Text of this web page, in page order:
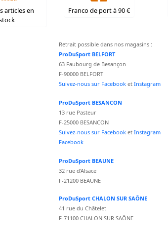
articles en
Franco de port à 90 €
Retrait possible dans nos magasins :
ProDuSport BELFORT
63 Faubourg de Besançon
F-90000 BELFORT
Suivez-nous sur Facebook et Instagram
ProDuSport BESANCON
13 rue Pasteur
F-25000 BESANCON
Suivez-nous sur Facebook et Instagram
Facebook
ProDuSport BEAUNE
32 rue d'Alsace
F-21200 BEAUNE
ProDuSport CHALON SUR SAÔNE
41 rue du Châtelet
F-71100 CHALON SUR SAÔNE